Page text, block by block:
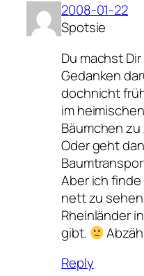
2008-01-22
Spotsie
Du machst
Gedanken
dochnicht
im
Bäumchen
Oder geht
Aber ich
nett zu
Rheinländer
gibt.
Reply